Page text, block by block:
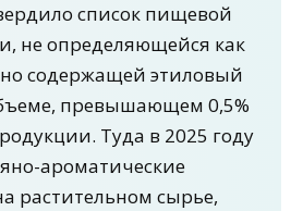
список пищевой
не определяющейся как
но содержащей этиловый
превышающем 0,5%
Туда в 2025 году
ароматические
растительном сырье,